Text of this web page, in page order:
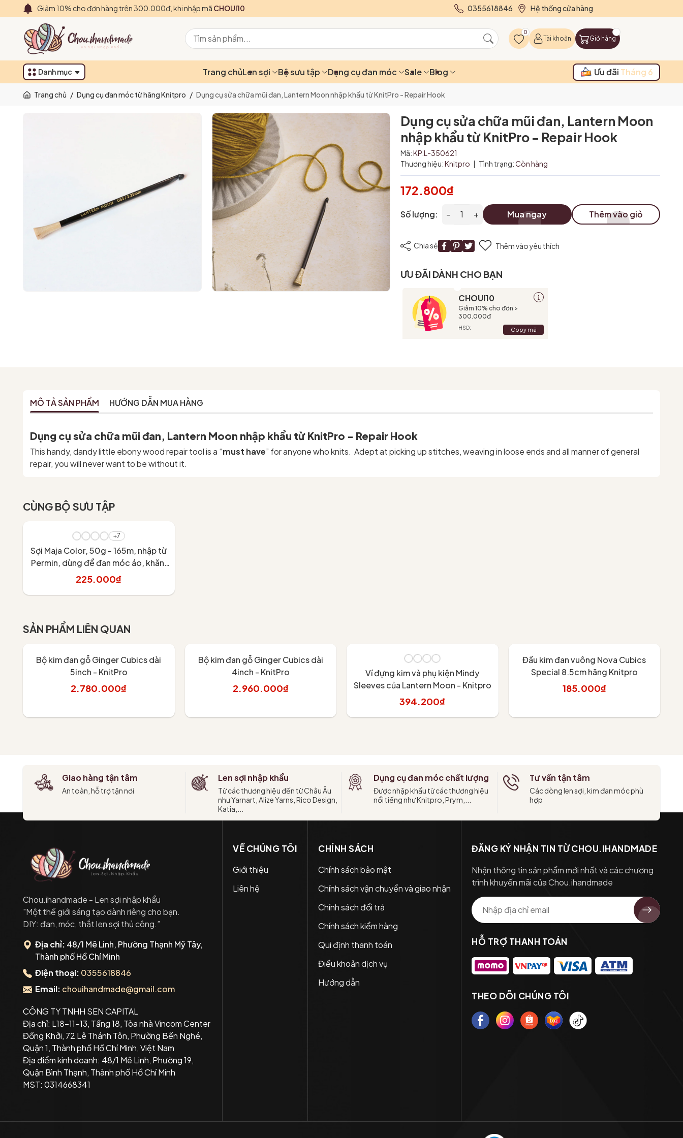
Giảm 10% cho đơn hàng trên 300.000đ, khi nhập mã CHOUI10 0355618846 Hệ thống cửa hàng
0
Tài khoản Giỏ hàng
Danh mục Trang chủLen sợi Bộ sưu tập Dụng cụ đan móc Sale Blog Ưu đãi Tháng 6
Trang chủ / Dụng cụ đan móc từ hãng Knitpro / Dụng cụ sửa chữa mũi đan, Lantern Moon nhập khẩu từ KnitPro - Repair Hook
Dụng cụ sửa chữa mũi đan, Lantern Moon
nhập khẩu từ KnitPro - Repair Hook
Mã:KP.L-350621
Thương hiệu:Knitpro | Tình trạng:Còn hàng
172.800₫
Số lượng: - + Mua ngay Thêm vào giỏ
Chia sẻ Thêm vào yêu thích
ƯU ĐÃI DÀNH CHO BẠN
CHOUI10
Giảm 10% cho đơn >
300.000đ
HSD: Copy mã
MÔ TẢ SẢN PHẨM HƯỚNG DẪN MUA HÀNG
Dụng cụ sửa chữa mũi đan, Lantern Moon nhập khẩu từ KnitPro - Repair Hook
This handy, dandy little ebony wood repair tool is a “must have” for anyone who knits. Adept at picking up stitches, weaving in loose ends and all manner of general
repair, you will never want to be without it.
CÙNG BỘ SƯU TẬP
+7
Sợi Maja Color, 50g - 165m, nhập từ
Permin, dùng để đan móc áo, khăn,
váy
225.000₫
SẢN PHẨM LIÊN QUAN
Bộ kim đan gỗ Ginger Cubics dài
5inch - KnitPro
2.780.000₫
Bộ kim đan gỗ Ginger Cubics dài
4inch - KnitPro
2.960.000₫
Ví đựng kim và phụ kiện Mindy
Sleeves của Lantern Moon - Knitpro
394.200₫
Đầu kim đan vuông Nova Cubics
Special 8.5cm hãng Knitpro
185.000₫
Mã giảm giá:
Ngày hết hạn:
Điều kiện:
Giao hàng tận tâm
An toàn, hỗ trợ tận nơi
Len sợi nhập khẩu
Từ các thương hiệu đến từ Châu Âu
như Yarnart, Alize Yarns, Rico Design,
Katia,...
Dụng cụ đan móc chất lượng
Được nhập khẩu từ các thương hiệu
nổi tiếng như Knitpro, Prym,...
Tư vấn tận tâm
Các dòng len sợi, kim đan móc phù
hợp
Chou.ihandmade - Len sợi nhập khẩu
"Một thế giới sáng tạo dành riêng cho bạn.
DIY: đan, móc, thắt len sợi thủ công.”
Địa chỉ: 48/1 Mê Linh, Phường Thạnh Mỹ Tây,
Thành phố Hồ Chí Minh
Điện thoại: 0355618846
Email: chouihandmade@gmail.com
CÔNG TY TNHH SEN CAPITAL
Địa chỉ: L18-11-13, Tầng 18, Tòa nhà Vincom Center
Đồng Khởi, 72 Lê Thánh Tôn, Phường Bến Nghé,
Quận 1, Thành phố Hồ Chí Minh, Việt Nam
Địa điểm kinh doanh: 48/1 Mê Linh, Phường 19,
Quận Bình Thạnh, Thành phố Hồ Chí Minh
MST: 0314668341
VỀ CHÚNG TÔI
Giới thiệu
Liên hệ
CHÍNH SÁCH
Chính sách bảo mật
Chính sách vận chuyển và giao nhận
Chính sách đổi trả
Chính sách kiểm hàng
Qui định thanh toán
Điều khoản dịch vụ
Hướng dẫn
ĐĂNG KÝ NHẬN TIN TỪ CHOU.IHANDMADE
Nhận thông tin sản phẩm mới nhất và các chương
trình khuyến mãi của Chou.ihandmade
HỖ TRỢ THANH TOÁN
THEO DÕI CHÚNG TÔI